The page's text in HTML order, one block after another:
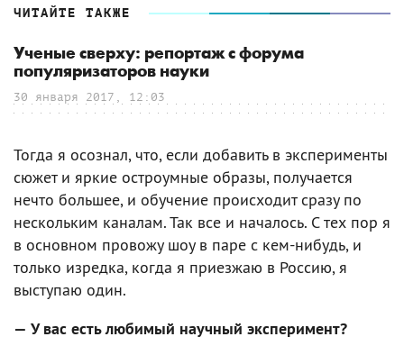
ЧИТАЙТЕ ТАКЖЕ
Ученые сверху: репортаж с форума
популяризаторов науки
30 января 2017, 12:03
Тогда я осознал, что, если добавить в эксперименты
сюжет и яркие остроумные образы, получается
нечто большее, и обучение происходит сразу по
нескольким каналам. Так все и началось. С тех пор я
в основном провожу шоу в паре с кем-нибудь, и
только изредка, когда я приезжаю в Россию, я
выступаю один.
— У вас есть любимый научный эксперимент?